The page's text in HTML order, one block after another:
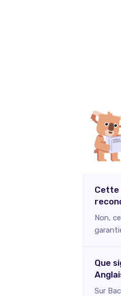
Cette
Non,
Que
Sur